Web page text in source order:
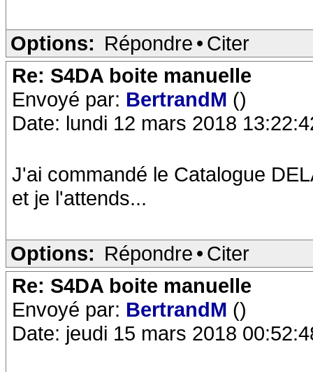
Options: Répondre • Citer
Re: S4DA boite manuelle
Envoyé par: BertrandM ()
Date: lundi 12 mars 2018
J'ai commandé le Catalogue
et je l'attends...
Options: Répondre • Citer
Re: S4DA boite manuelle
Envoyé par: BertrandM ()
Date: jeudi 15 mars 2018